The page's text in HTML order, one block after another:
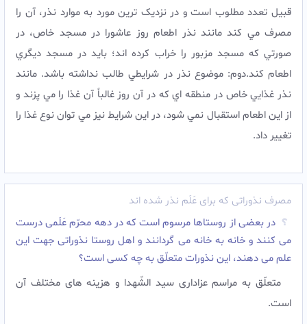
قبيل تعدد مطلوب است و در نزديک ترين مورد به موارد نذر، آن را
مصرف مي کند مانند نذر اطعام روز عاشورا در مسجد خاص، در
صورتي که مسجد مزبور را خراب کرده اند؛ بايد در مسجد ديگري
اطعام کند.دوم: موضوع نذر در شرايطي طالب نداشته باشد. مانند
نذر غذايي خاص در منطقه اي که در آن روز غالباً آن غذا را مي پزند و
از اين اطعام استقبال نمي شود، در اين شرايط نيز مي توان نوع غذا را
تغيير داد.
مصرف نذوراتی که برای عَلَم نذر شده اند
در بعضى از روستاها مرسوم است که در دهه محرّم عَلَمى درست
مى کنند و خانه به خانه مى گردانند و اهل روستا نذوراتى جهت این
علم مى دهند، این نذورات متعلّق به چه کسى است؟
متعلّق به مراسم عزادارى سید الشّهدا و هزینه هاى مختلف آن
است.